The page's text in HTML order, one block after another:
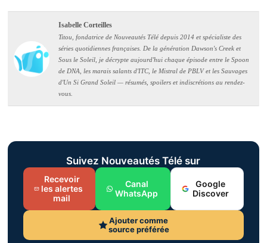
Isabelle Corteilles
Titou, fondatrice de Nouveautés Télé depuis 2014 et spécialiste des
séries quotidiennes françaises. De la génération Dawson's Creek et
Sous le Soleil, je décrypte aujourd'hui chaque épisode entre le Spoon
de DNA, les marais salants d'ITC, le Mistral de PBLV et les Sauvages
d'Un Si Grand Soleil — résumés, spoilers et indiscrétions au rendez-
vous.
Suivez Nouveautés Télé sur
Recevoir
les alertes
mail
Canal
WhatsApp
Google
Discover
Ajouter comme
source préférée